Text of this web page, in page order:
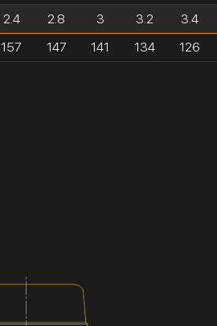
2.4
157
2.8
147
3
141
3.2
134
3.4
126